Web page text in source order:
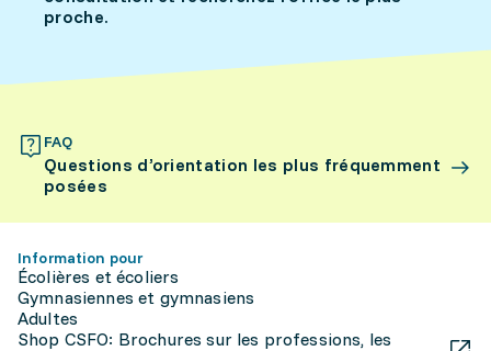
proche.
FAQ
Questions d’orientation les plus fréquemment
posées
Information pour
Écolières et écoliers
Gymnasiennes et gymnasiens
Adultes
Shop CSFO: Brochures sur les professions, les